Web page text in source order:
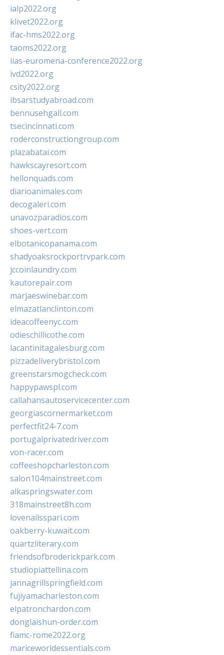
ialp2022.org
klivet2022.org
ifac-hms2022.org
taoms2022.org
iias-euromena-conference2022.org
ivd2022.org
csity2022.org
ibsarstudyabroad.com
bennusehgall.com
tsecincinnati.com
roderconstructiongroup.com
plazabatai.com
hawkscayresort.com
hellonquads.com
diarioanimales.com
decogaleri.com
unavozparadios.com
shoes-vert.com
elbotanicopanama.com
shadyoaksrockportrvpark.com
jccoinlaundry.com
kautorepair.com
marjaeswinebar.com
elmazatlanclinton.com
ideacoffeenyc.com
odieschillicothe.com
lacantinitagalesburg.com
pizzadeliverybristol.com
greenstarsmogcheck.com
happypawspl.com
callahansautoservicecenter.com
georgiascornermarket.com
perfectfit24-7.com
portugalprivatedriver.com
von-racer.com
coffeeshopcharleston.com
salon104mainstreet.com
alkaspringswater.com
318mainstreet8h.com
lovenailsspari.com
oakberry-kuwait.com
quartzliterary.com
friendsofbroderickpark.com
studiopiattellina.com
jannagrillspringfield.com
fujiyamacharleston.com
elpatronchardon.com
donglaishun-order.com
fiamc-rome2022.org
mariceworldessentials.com